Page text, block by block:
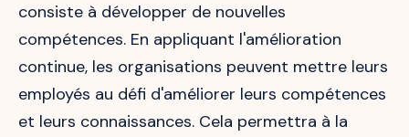
consiste à développer de nouvelles
compétences. En appliquant l'amélioration
continue, les organisations peuvent mettre leurs
employés au défi d'améliorer leurs compétences
et leurs connaissances. Cela permettra à la